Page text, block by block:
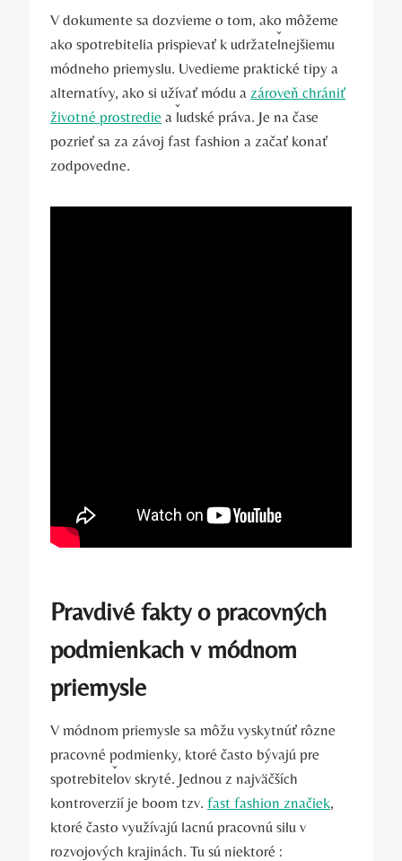
V dokumente sa dozvieme o tom, ako môžeme
ako spotrebitelia prispievať k udržateľnejšiemu
módneho priemyslu. Uvedieme praktické tipy a
alternatívy, ako si užívať módu a zároveň chrániť
životné prostredie a ľudské práva. Je na čase
pozrieť sa za závoj fast fashion a začať konať
zodpovedne.
Pravdivé fakty o pracovných
podmienkach v módnom
priemysle
V módnom priemysle sa môžu vyskytnúť rôzne
pracovné podmienky, ktoré často bývajú pre
spotrebiteľov skryté. Jednou z najväčších
kontroverzií je boom tzv. fast fashion značiek,
ktoré často využívajú lacnú pracovnú silu v
rozvojových krajinách. Tu sú niektoré :